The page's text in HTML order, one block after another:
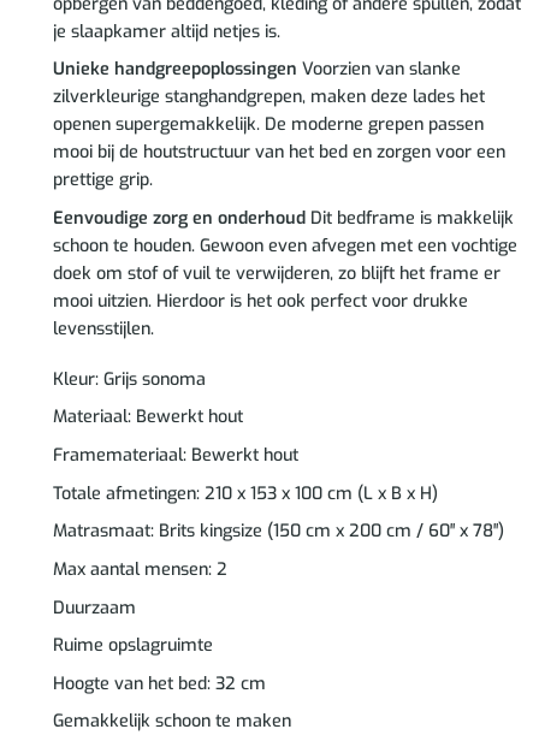
je slaapkamer altijd netjes is.
Unieke handgreepoplossingen Voorzien van slanke
zilverkleurige stanghandgrepen, maken deze lades het
openen supergemakkelijk. De moderne grepen passen
mooi bij de houtstructuur van het bed en zorgen voor een
prettige grip.
Eenvoudige zorg en onderhoudDit bedframe is makkelijk
schoon te houden. Gewoon even afvegen met een vochtige
doek om stof of vuil te verwijderen, zo blijft het frame er
mooi uitzien. Hierdoor is het ook perfect voor drukke
levensstijlen.
Kleur: Grijs sonoma
Materiaal: Bewerkt hout
Framemateriaal: Bewerkt hout
Totale afmetingen: 210 x 153 x 100 cm (L x B x H)
Matrasmaat: Brits kingsize (150 cm x 200 cm / 60″ x 78″)
Max aantal mensen: 2
Duurzaam
Ruime opslagruimte
Hoogte van het bed: 32 cm
Gemakkelijk schoon te maken